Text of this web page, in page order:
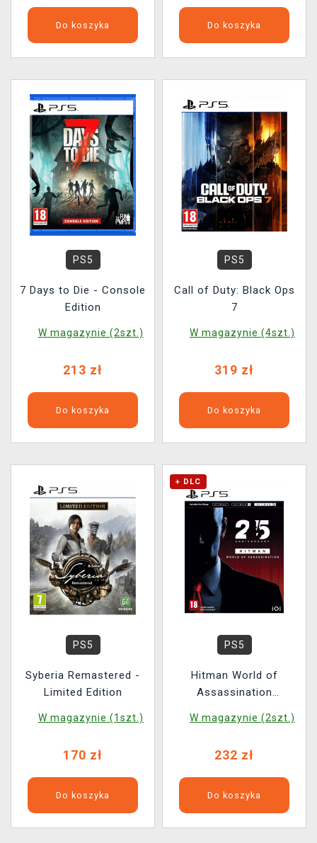
Do koszyka Do koszyka
PS5
7 Days to Die - Console
Edition
W magazynie (2szt.)
213 zł
Do koszyka
PS5
Call of Duty: Black Ops
7
W magazynie (4szt.)
319 zł
Do koszyka
PS5
Syberia Remastered -
Limited Edition
W magazynie (1szt.)
170 zł
Do koszyka
+ DLC
PS5
Hitman World of
Assassination
W magazynie (2szt.)
232 zł
Do koszyka